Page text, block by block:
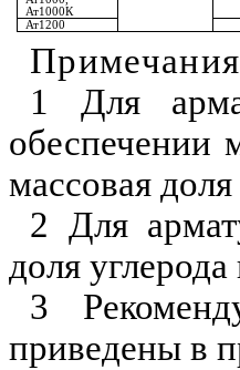
Ат1000К
Ат1200
Примечания
1 Для
обеспечении
массовая
2 Для
доля
3
приведены в